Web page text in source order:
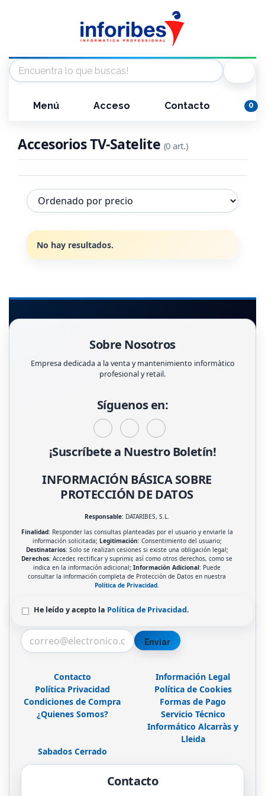
Menú Acceso Contacto 0
Accesorios TV-Satelite (0 art.)
No hay resultados.
Sobre Nosotros
Empresa dedicada a la venta y mantenimiento informàtico
profesional y retail.
Síguenos en:
¡Suscríbete a Nuestro Boletín!
INFORMACIÓN BÁSICA SOBRE
PROTECCIÓN DE DATOS
Responsable: DATARIBES, S.L.
Finalidad: Responder las consultas planteadas por el usuario y enviarle la
información solicitada; Legitimación: Consentimiento del usuario;
Destinatarios: Solo se realizan cesiones si existe una obligación legal;
Derechos: Acceder, rectificar y suprimir, así como otros derechos, como se
indica en la información adicional;Información Adicional: Puede
consultar la información completa de Protección de Datos en nuestra
Política de Privacidad.
He leído y acepto la Política de Privacidad.
Enviar
Contacto
Información Legal
Política Privacidad
Política de Cookies
Condiciones de Compra
Formas de Pago
¿Quienes Somos?
Servicio Técnico
Informático Alcarràs y
Lleida
Sabados Cerrado
Contacto